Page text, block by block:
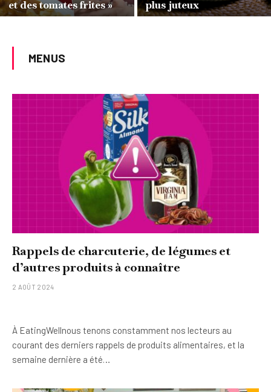
et des tomates frites »
plus juteux
MENUS
Rappels de charcuterie, de légumes et
d’autres produits à connaître
2 AOÛT 2024
À EatingWellnous tenons constamment nos lecteurs au
courant des derniers rappels de produits alimentaires, et la
semaine dernière a été…